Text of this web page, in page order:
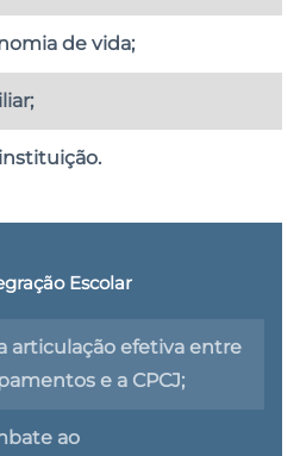
de vida;
Escolar
articulação efetiva entre
e a CPCJ;
ao